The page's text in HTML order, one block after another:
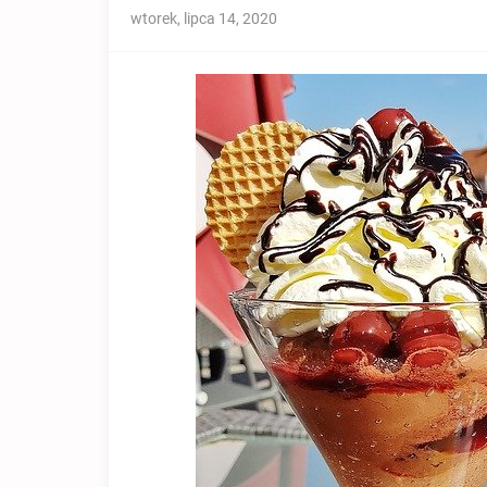
wtorek, lipca 14, 2020